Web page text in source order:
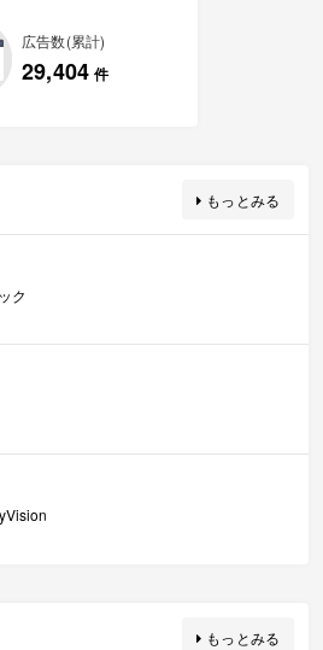
広告数(累計)
29,404 件
もっとみる
ク
もっとみる